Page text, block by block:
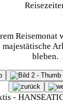
Reisemonat
bleben.